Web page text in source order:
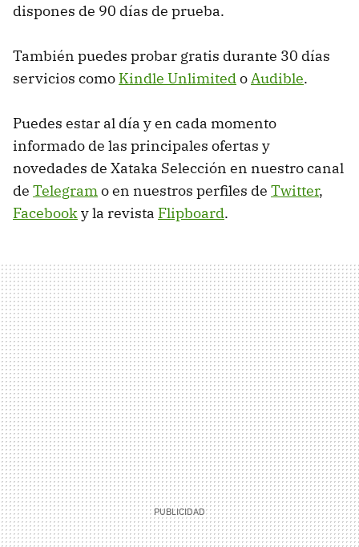
dispones de 90 días de prueba.
También puedes probar gratis durante 30 días
servicios como Kindle UnlimitedoAudible.
Puedes estar al día y en cada momento
informado de las principales ofertas y
novedades de Xataka Selección en nuestro canal
de Telegramo en nuestros perfiles de Twitter,
Facebooky la revista Flipboard.